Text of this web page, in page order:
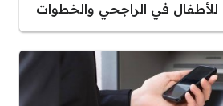
في الراجحي والخطوات